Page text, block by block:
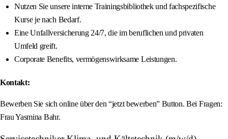
Nutzen Sie unsere interne Trainingsbibliothek und fachspezifische
Kurse je nach Bedarf.
Eine Unfallversicherung 24/7, die im beruflichen und privaten
Umfeld greift.
Corporate Benefits, vermögenswirksame Leistungen.
Kontakt:
Bewerben Sie sich online über den “jetzt bewerben” Button. Bei Fragen:
Frau Yasmina Bahr.